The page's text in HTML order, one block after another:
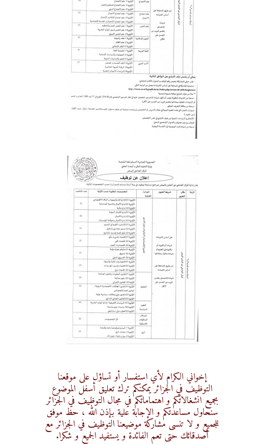
إخواني الكرام لأي استفسار أو تساؤل على موقعنا
التوظيف في الجزائر يمكنكم ترك تعليق أسفل الموضوع
بجميع انشغالاتكم و اهتماماتكم في مجال التوظيف في الجزائر
سنحاول مساعدتكم و الإجابة علية بإذن الله ، حظ موفق
للجميع و لا تنسى مشاركة موضيعنا التوظيف في الجزائر مع
أصدقائك حتى تعم الفائدة و يستفيد الجميع و شكرا.